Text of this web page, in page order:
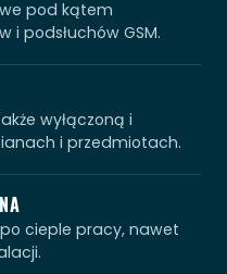
pod kątem
i podsłuchów GSM.
wyłączoną i
i przedmiotach.
cieple pracy, nawet